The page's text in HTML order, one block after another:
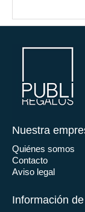
Nuestra
Quiénes somos
Contacto
Aviso legal
Información